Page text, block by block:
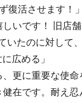
復活させます！
いです！ 旧店
いたのに対して
広める」
更に重要な使命
在です。耐え